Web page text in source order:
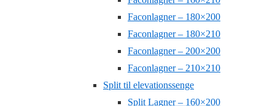
Faconlagner – 180×200
Faconlagner – 180×210
Faconlagner – 200×200
Faconlagner – 210×210
Split til elevationssenge
Split Lagner – 160×200